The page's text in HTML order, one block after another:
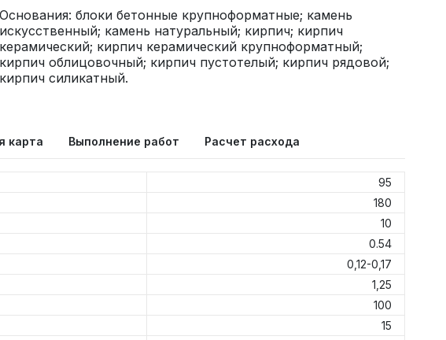
Основания: блоки бетонные крупноформатные; камень
искусственный; камень натуральный; кирпич; кирпич
керамический; кирпич керамический крупноформатный;
кирпич облицовочный; кирпич пустотелый; кирпич рядовой;
кирпич силикатный.
карта Выполнение работ Расчет расхода
95
180
10
0.54
0,12-0,17
1,25
100
15